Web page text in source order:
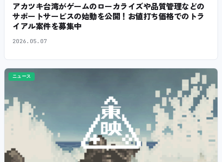
アカツキ台湾がゲームのローカライズや品質管理などの
サポートサービスの始動を公開！お値打ち価格でのトラ
イアル案件を募集中
2026.05.07
ニュース